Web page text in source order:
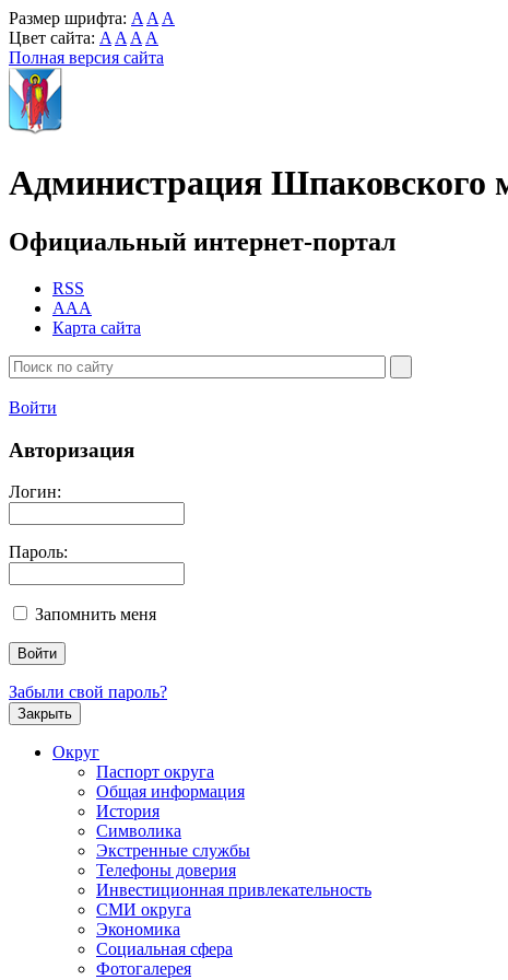
Размер шрифта: A A A
Цвет сайта: A A A A
Полная версия сайта
Администрация Шпаковского
Официальный интернет-портал
RSS
AAA
Карта сайта
Войти
Авторизация
Логин:
Пароль:
Запомнить меня
Забыли свой пароль?
Закрыть
Округ
Паспорт округа
Общая информация
История
Символика
Экстренные службы
Телефоны доверия
Инвестиционная привлекательность
СМИ округа
Экономика
Социальная сфера
Фотогалерея